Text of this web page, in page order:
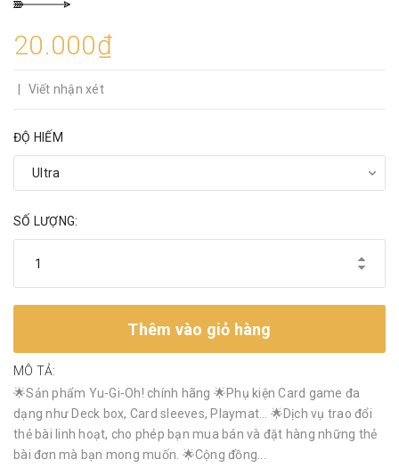
20.000₫
Viết nhận xét
ĐỘ HIẾM
SỐ LƯỢNG:
Thêm vào giỏ hàng
MÔ TẢ:
🌟Sản phẩm Yu-Gi-Oh! chính hãng 🌟Phụ kiện Card game đa
dạng như Deck box, Card sleeves, Playmat… 🌟Dịch vụ trao đổi
thẻ bài linh hoạt, cho phép bạn mua bán và đặt hàng những thẻ
bài đơn mà bạn mong muốn. 🌟Cộng đồng...